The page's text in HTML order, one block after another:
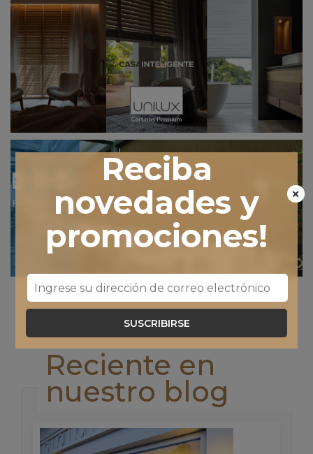
Reciba
novedades y
promociones!
SUSCRIBIRSE
Reciente en
nuestro blog